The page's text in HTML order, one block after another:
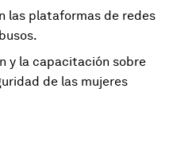
las plataformas de redes
y la capacitación sobre
de las mujeres